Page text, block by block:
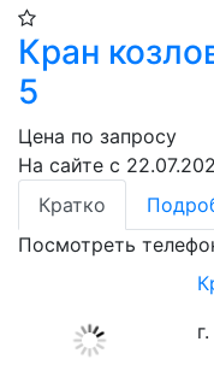
Кран
5
Цена по запросу
На сайте с
Кратко
Посмотреть